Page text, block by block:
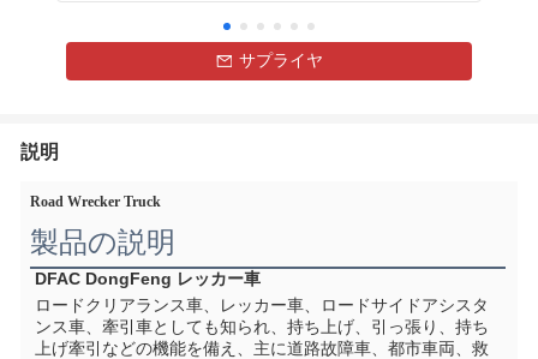
サプライヤ
説明
Road Wrecker Truck
製品の説明
DFAC DongFeng レッカー車
ロードクリアランス車、レッカー車、ロードサイドアシスタ
ンス車、牽引車としても知られ、持ち上げ、引っ張り、持ち
上げ牽引などの機能を備え、主に道路故障車、都市車両、救